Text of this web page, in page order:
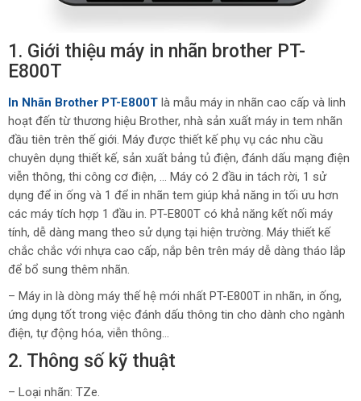
1. Giới thiệu máy in nhãn brother PT-
E800T
In Nhãn Brother PT-E800T là mẫu máy in nhãn cao cấp và linh
hoạt đến từ thương hiệu Brother, nhà sản xuất máy in tem nhãn
đầu tiên trên thế giới. Máy được thiết kế phụ vụ các nhu cầu
chuyên dụng thiết kế, sản xuất bảng tủ điện, đánh dấu mạng điện
viễn thông, thi công cơ điện, … Máy có 2 đầu in tách rời, 1 sử
dụng để in ống và 1 để in nhãn tem giúp khả năng in tối ưu hơn
các máy tích hợp 1 đầu in. PT-E800T có khả năng kết nối máy
tính, dễ dàng mang theo sử dụng tại hiện trường. Máy thiết kế
chắc chắc với nhựa cao cấp, nắp bên trên máy dễ dàng tháo lắp
để bổ sung thêm nhãn.
– Máy in là dòng máy thế hệ mới nhất PT-E800T in nhãn, in ống,
ứng dụng tốt trong việc đánh dấu thông tin cho dành cho ngành
điện, tự động hóa, viễn thông…
2. Thông số kỹ thuật
– Loại nhãn: TZe.